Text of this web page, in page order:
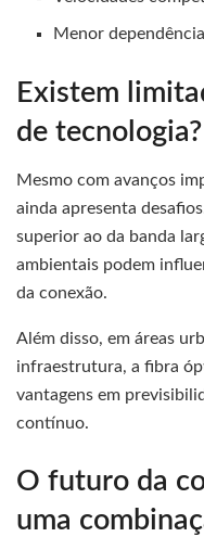
Menor
Existem
de tecnologia?
Mesmo com avanços
ainda apresenta
superior ao da banda
ambientais podem
da conexão.
Além disso, em áreas
infraestrutura, a fibra
vantagens em
contínuo.
O futuro da
uma